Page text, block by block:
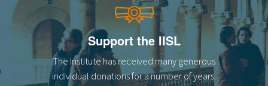
Support the IISL
The Institute has received many generous
individual donations for a number of years.